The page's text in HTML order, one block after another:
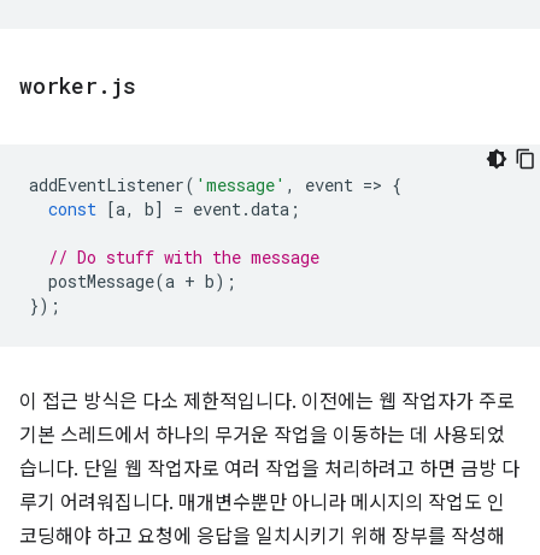
worker . js
addEventListener( 'message' , event => {
const [a, b] = event.data ;
// Do stuff with the message
postMessage(a + b);
});
이 접근 방식은 다소 제한적입니다. 이전에는 웹 작업자가 주로
기본 스레드에서 하나의 무거운 작업을 이동하는 데 사용되었
습니다. 단일 웹 작업자로 여러 작업을 처리하려고 하면 금방 다
루기 어려워집니다. 매개변수뿐만 아니라 메시지의 작업도 인
코딩해야 하고 요청에 응답을 일치시키기 위해 장부를 작성해